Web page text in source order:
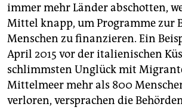
immer mehr Länder abschotten,
Mittel knapp, um Programme zur
Menschen zu finanzieren. Ein
April 2015 vor der italienischen
schlimmsten Unglück mit
Mittelmeer mehr als 800
verloren, versprachen die